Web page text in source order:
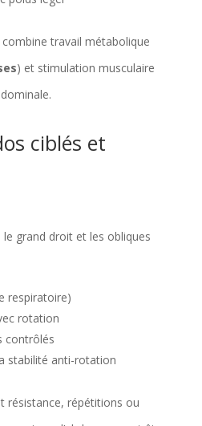
combine travail métabolique
) et stimulation musculaire
ciblés et
grand droit et les obliques
respiratoire)
rotation
contrôlés
stabilité anti-rotation
résistance, répétitions ou